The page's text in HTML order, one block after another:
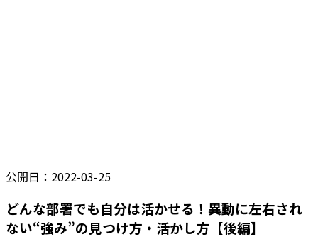
公開日： 2022-03-25
どんな部署でも自分は活かせる！異動に左右され
ない“強み”の見つけ方・活かし方【後編】